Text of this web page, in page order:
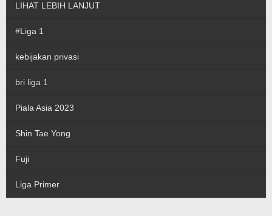
LIHAT LEBIH LANJUT
#Liga 1
kebijakan privasi
bri liga 1
Piala Asia 2023
Shin Tae Yong
Fuji
Liga Primer